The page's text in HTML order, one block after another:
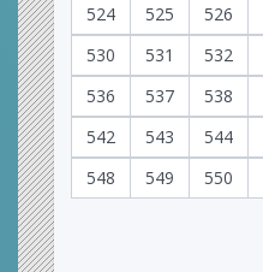
524
525 526
530
531 532
536
537 538
542
543 544
548
549 550